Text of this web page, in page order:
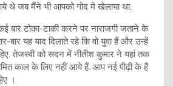
जब मैंने भी आपको गोद मे खेलाया था.
कई बार टोका-टाकी करने पर नाराजगी जताने के
बार यह याद दिलाते रहे कि वो युवा हैं और उन्हें
तेजस्वी को सदन में नीतीश कुमार ने यहां तक
काल के लिए नहीं आये हैं. आप नई पीढ़ी के हैं
।